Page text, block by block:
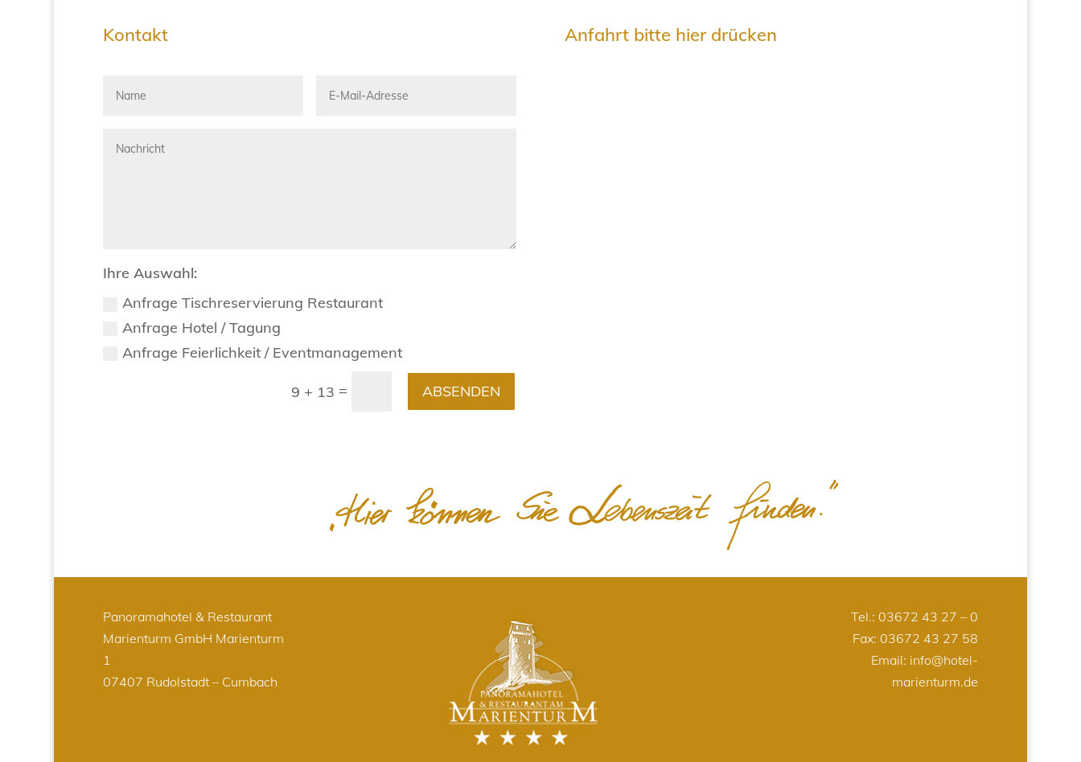
Kontakt
Ihre Auswahl:
Anfrage Tischreservierung Restaurant
Anfrage Hotel / Tagung
Anfrage Feierlichkeit / Eventmanagement
9 + 13 = ABSENDEN
Anfahrt bitte hier drücken
Panoramahotel & Restaurant
Marienturm GmbH Marienturm
1
07407 Rudolstadt – Cumbach
Tel.: 03672 43 27 – 0
Fax: 03672 43 27 58
Email: info@hotel-
marienturm.de